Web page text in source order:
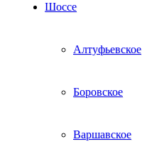
Шоссе
Алтуфьевское
Боровское
Варшавское